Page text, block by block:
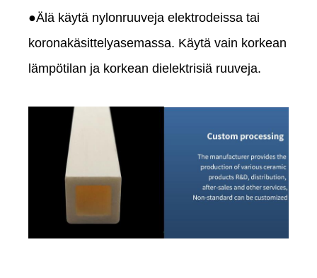
●Älä käytä nylonruuveja elektrodeissa tai
koronakäsittelyasemassa. Käytä vain korkean
lämpötilan ja korkean dielektrisiä ruuveja.